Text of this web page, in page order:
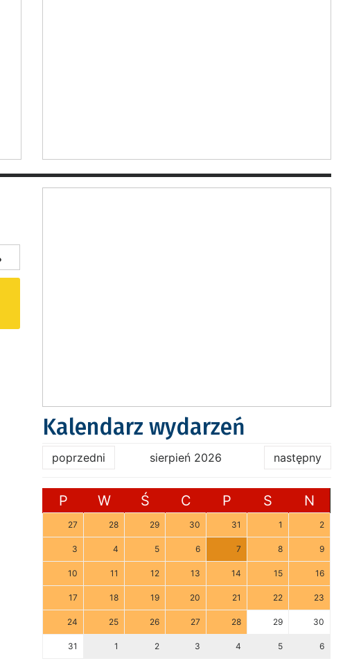
Kalendarz wydarzeń
poprzedni sierpień 2026 następny
P W Ś C P S N
27 28 29 30 31 1 2
3 4 5 6 7 8 9
10 11 12 13 14 15 16
17 18 19 20 21 22 23
24 25 26 27 28 29 30
31 1 2 3 4 5 6